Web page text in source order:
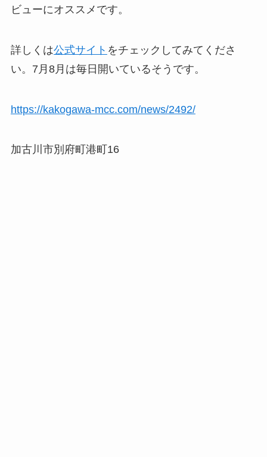
ビューにオススメです。
詳しくは公式サイト をチェックしてみてくださ
い。7月8月は毎日開いているそうです。
https://kakogawa-mcc.com/news/2492/
加古川市別府町港町16